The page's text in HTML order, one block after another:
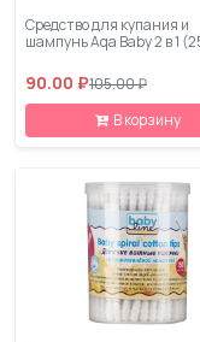
Средство для купания и
шампунь Aqa Baby 2 в 1
90.00 ₽105.00 ₽
В корзину